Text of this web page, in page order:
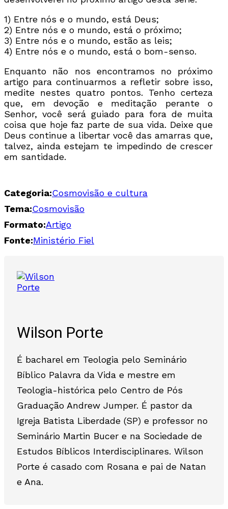
1) Entre nós e o mundo, está Deus;
2) Entre nós e o mundo, está o próximo;
3) Entre nós e o mundo, estão as leis;
4) Entre nós e o mundo, está o bom-senso.
Enquanto não nos encontramos no próximo
artigo para continuarmos a refletir sobre isso,
medite nestes quatro pontos. Tenho certeza
que, em devoção e meditação perante o
Senhor, você será guiado para fora de muita
coisa que hoje faz parte de sua vida. Deixe que
Deus continue a libertar você das amarras que,
talvez, ainda estejam te impedindo de crescer
em santidade.
Categoria:Cosmovisão e cultura
Tema:Cosmovisão
Formato:Artigo
Fonte:Ministério Fiel
Wilson Porte
É bacharel em Teologia pelo Seminário
Bíblico Palavra da Vida e mestre em
Teologia-histórica pelo Centro de Pós
Graduação Andrew Jumper. É pastor da
Igreja Batista Liberdade (SP) e professor no
Seminário Martin Bucer e na Sociedade de
Estudos Bíblicos Interdisciplinares. Wilson
Porte é casado com Rosana e pai de Natan
e Ana.